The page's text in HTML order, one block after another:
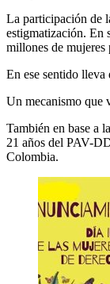
La participación de
estigmatización. En
millones de mujeres
En ese sentido lleva
Un mecanismo que
También en base a
21 años del PAV-
Colombia.